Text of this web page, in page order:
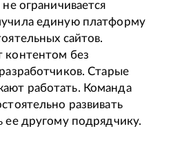
ограничивается
единую платформу
сайтов.
контентом без
Старые
работать. Команда
развивать
ее другому подрядчику.